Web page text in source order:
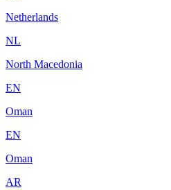
Netherlands
NL
North Macedonia
EN
Oman
EN
Oman
AR